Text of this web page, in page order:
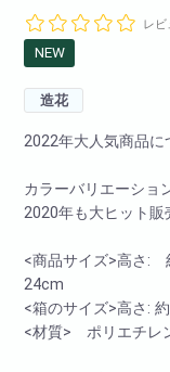
レビ
NEW
造花
2022年大人気商品に
カラーバリエーショ
2020年も大ヒット販
<商品サイズ>高
24cm
<箱のサイズ>高
<材質> ポリエチレ